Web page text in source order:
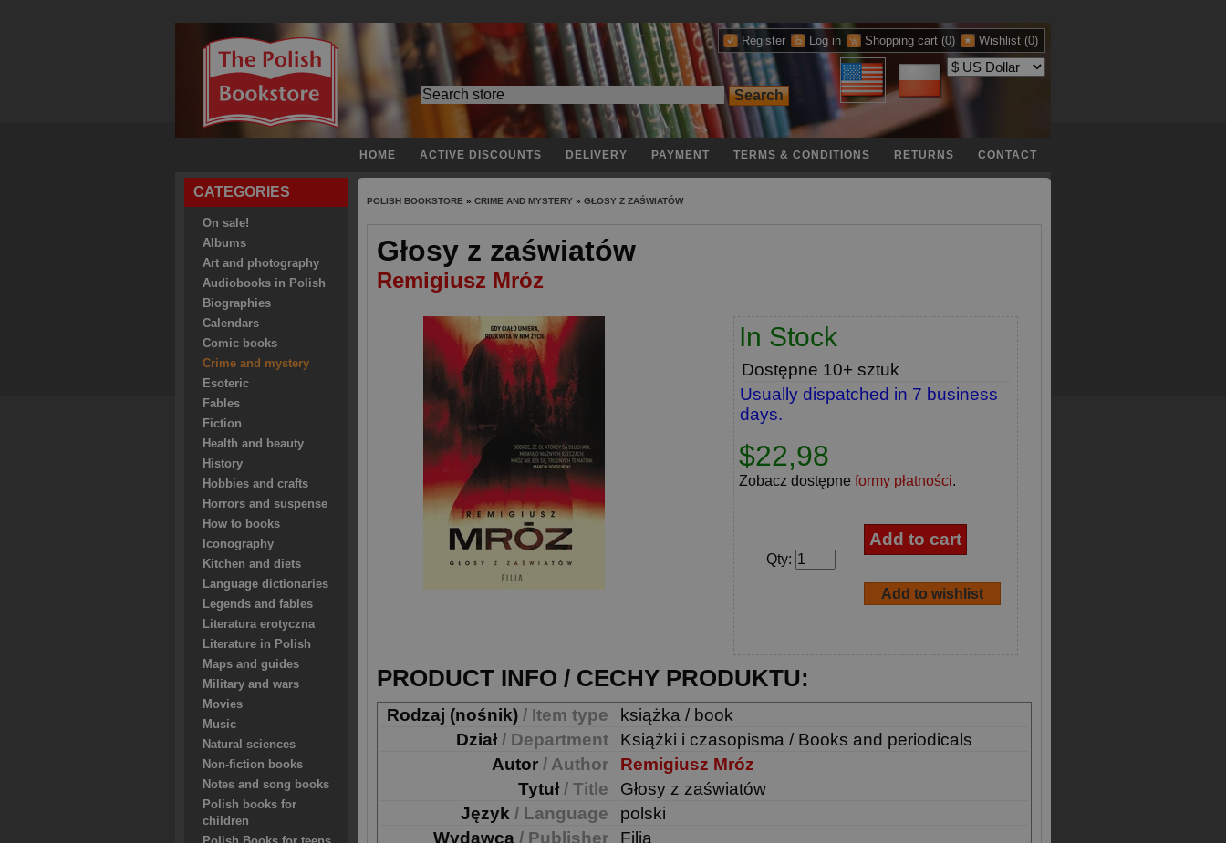
Register Log in Shopping cart (0) Wishlist (0)
HOME ACTIVE DISCOUNTS DELIVERY PAYMENT TERMS & CONDITIONS RETURNS CONTACT
CATEGORIES
On sale!
Albums
Art and photography
Audiobooks in Polish
Biographies
Calendars
Comic books
Crime and mystery
Esoteric
Fables
Fiction
Health and beauty
History
Hobbies and crafts
Horrors and suspense
How to books
Iconography
Kitchen and diets
Language dictionaries
Legends and fables
Literatura erotyczna
Literature in Polish
Maps and guides
Military and wars
Movies
Music
Natural sciences
Non-fiction books
Notes and song books
Polish books for
children
POLISH BOOKSTORE » CRIME AND MYSTERY » GŁOSY Z ZAŚWIATÓW
Głosy z zaświatów
Remigiusz Mróz
In Stock
Dostępne 10+ sztuk
Usually dispatched in 7 business
days.
$22,98
Zobacz dostępne formy płatności.
Qty:
PRODUCT INFO / CECHY PRODUKTU:
Rodzaj (nośnik) / Item type
książka / book
Dział / Department
Książki i czasopisma / Books and periodicals
Autor / Author
Remigiusz Mróz
Tytuł / Title
Głosy z zaświatów
Język / Language
polski
Wydawca / Publisher
Filia